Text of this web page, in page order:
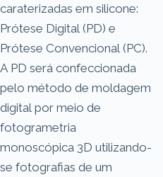
caraterizadas em silicone:
Prótese Digital (PD) e
Prótese Convencional (PC).
A PD será confeccionada
pelo método de moldagem
digital por meio de
fotogrametria
monoscópica 3D utilizando-
se fotografias de um